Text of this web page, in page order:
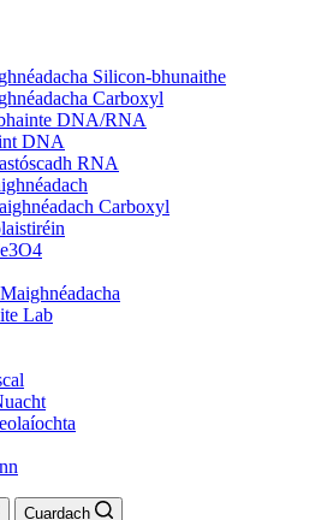
Silicon-bhunaithe
Carboxyl
DNA/RNA
DNA
RNA
Carboxyl
Lab
Cuardach